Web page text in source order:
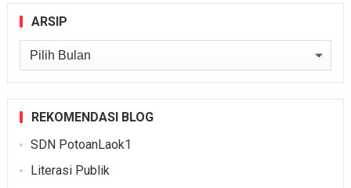
ARSIP
Arsip
REKOMENDASI BLOG
SDN PotoanLaok1
Literasi Publik